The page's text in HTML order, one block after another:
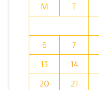
M
T
6
7
13
14
20
21